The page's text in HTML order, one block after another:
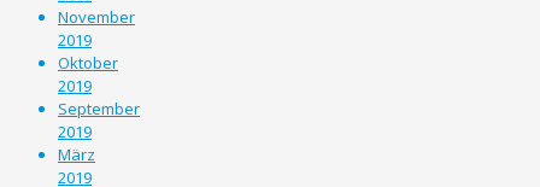
November
2019
Oktober
2019
September
2019
März
2019